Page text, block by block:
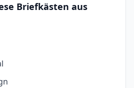
Briefkästen aus